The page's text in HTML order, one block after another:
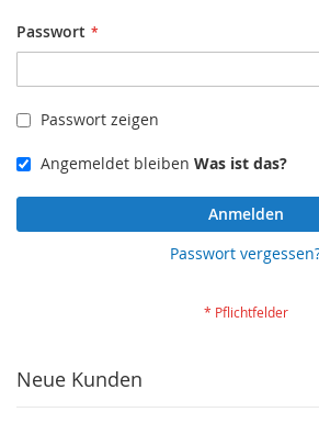
Passwort
Passwort zeigen
Angemeldet bleiben Was ist das?
Anmelden
Passwort
Neue Kunden